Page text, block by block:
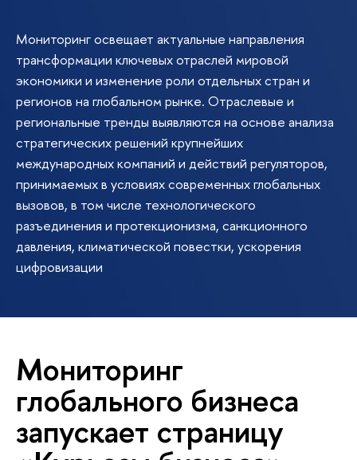
Мониторинг освещает актуальные направления
трансформации ключевых отраслей мировой
экономики и изменение роли отдельных стран и
регионов на глобальном рынке. Отраслевые и
региональные тренды выявляются на основе анализа
стратегических решений крупнейших
международных компаний и действий регуляторов,
принимаемых в условиях современных глобальных
вызовов, в том числе технологического
разъединения и протекционизма, санкционного
давления, климатической повестки, ускорения
цифровизации
Мониторинг
глобального бизнеса
запускает страницу